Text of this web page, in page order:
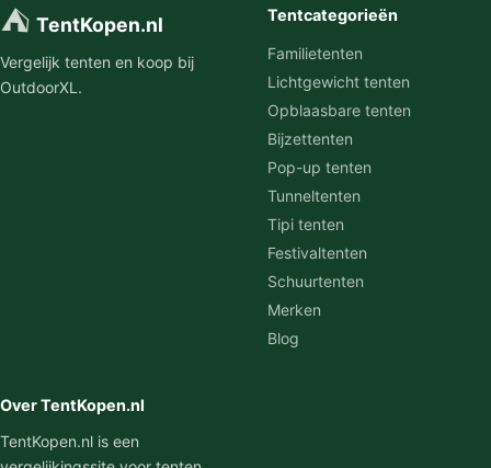
⛺ TentKopen.nl
Vergelijk tenten en koop bij
OutdoorXL.
Tentcategorieën
Familietenten
Lichtgewicht tenten
Opblaasbare tenten
Bijzettenten
Pop-up tenten
Tunneltenten
Tipi tenten
Festivaltenten
Schuurtenten
Merken
Blog
Over TentKopen.nl
TentKopen.nl is een